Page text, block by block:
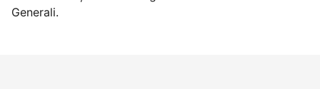
Generali.